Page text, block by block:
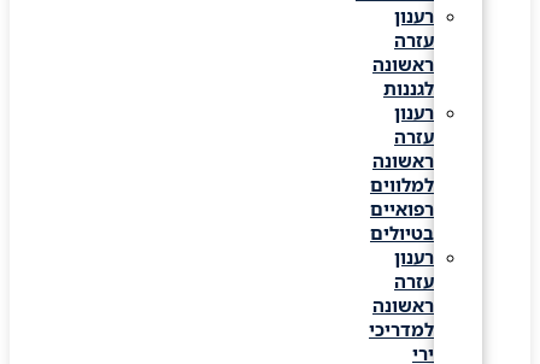
רענון
עזרה
ראשונה
לגננות
רענון
עזרה
ראשונה
למלווים
רפואיים
בטיולים
רענון
עזרה
ראשונה
למדריכי